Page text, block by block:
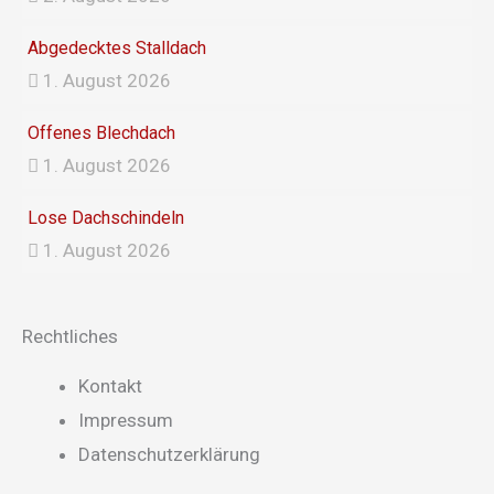
Abgedecktes Stalldach
1. August 2026
Offenes Blechdach
1. August 2026
Lose Dachschindeln
1. August 2026
Rechtliches
Main
Menu
Kontakt
Impressum
Datenschutzerklärung